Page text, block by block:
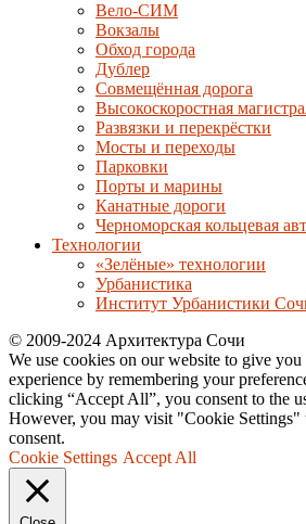
Вело-СИМ
Вокзалы
Обход города
Дублер
Совмещённая дорога
Высокоскоростная
Развязки и перекрёстки
Мосты и переходы
Парковки
Порты и марины
Канатные дороги
Черноморская кольцевая
Технологии
«Зелёные» технологии
Урбанистика
Институт Урбанистики
© 2009-2024 Архитектура Сочи
We use cookies on our website to give you
experience by remembering your
clicking “Accept All”, you consent to the
However, you may visit "Cookie Settings"
consent.
Cookie Settings Accept All